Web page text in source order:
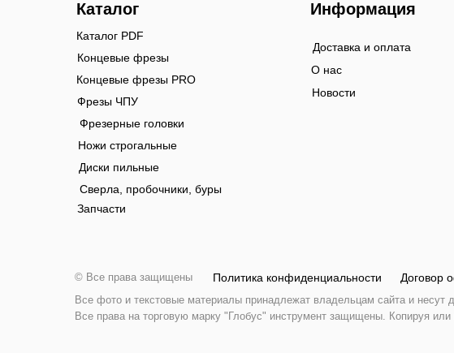
Каталог Информация
Концевые фрезы
Каталог PDF
Концевые фрезы PRO
Фрезы ЧПУ
Фрезерные головки
Ножи строгальные
Диски пильные
Сверла, пробочники, буры
Запчасти
Доставка и оплата
О нас
Новости
© Все права защищены Политика конфиденциальности Договор
Все фото и текстовые материалы принадлежат владельцам сайта и несут
Все права на торговую марку "Глобус" инструмент защищены. Копируя